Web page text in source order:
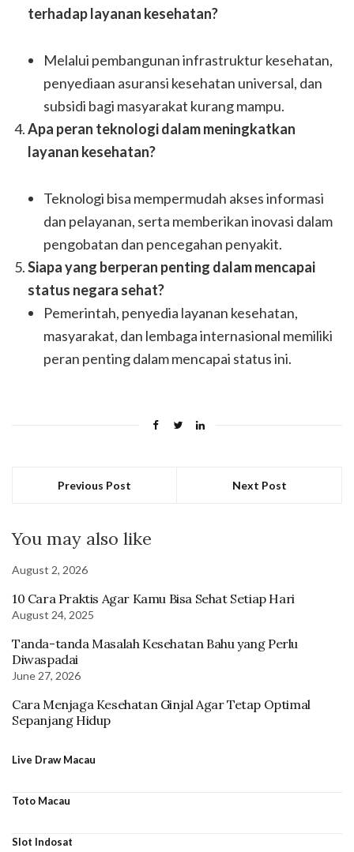
terhadap layanan kesehatan?
Melalui pembangunan infrastruktur kesehatan,
penyediaan asuransi kesehatan universal, dan
subsidi bagi masyarakat kurang mampu.
Apa peran teknologi dalam meningkatkan
layanan kesehatan?
Teknologi bisa mempermudah akses informasi
dan pelayanan, serta memberikan inovasi dalam
pengobatan dan pencegahan penyakit.
Siapa yang berperan penting dalam mencapai
status negara sehat?
Pemerintah, penyedia layanan kesehatan,
masyarakat, dan lembaga internasional memiliki
peran penting dalam mencapai status ini.
Previous Post Next Post
You may also like
August 2, 2026
10 Cara Praktis Agar Kamu Bisa Sehat Setiap Hari
August 24, 2025
Tanda-tanda Masalah Kesehatan Bahu yang Perlu
Diwaspadai
June 27, 2026
Cara Menjaga Kesehatan Ginjal Agar Tetap Optimal
Sepanjang Hidup
Live Draw Macau
Toto Macau
Slot Indosat